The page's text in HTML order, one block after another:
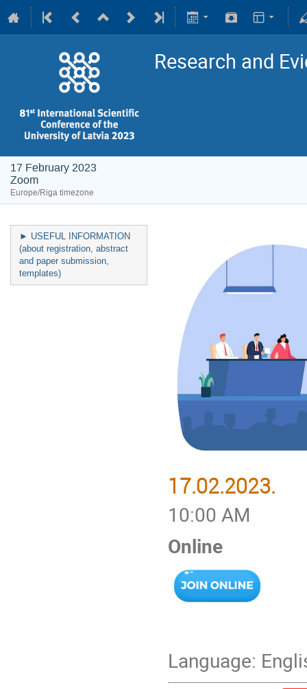
Research and
17 February 2023
Zoom
Europe/Riga timezone
► USEFUL INFORMATION
(about registration, abstract
and paper submission,
templates)
17.02.2023.
10:00 AM
Online
Language: